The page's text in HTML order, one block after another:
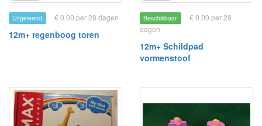
Uitgeleend € 0.00 per 28 dagen
12m+ regenboog toren
Beschikbaar
€ 0.00 per 28
dagen
12m+ Schildpad
vormenstoof